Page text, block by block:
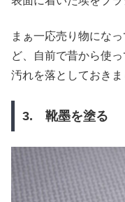
まぁ一応売り物にな
ど、自前で昔から使
汚れを落としておき
3. 靴墨を塗る